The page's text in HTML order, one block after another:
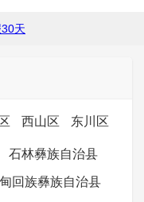
天
西山区 东川区
石林彝族自治县
回族彝族自治县